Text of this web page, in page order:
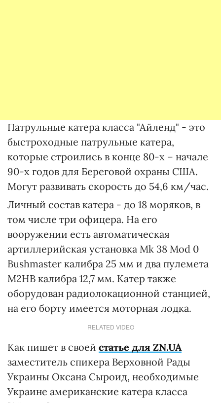
Патрульные катера класса "Айленд" - это
быстроходные патрульные катера,
которые строились в конце 80-х – начале
90-х годов для Береговой охраны США.
Могут развивать скорость до 54,6 км/час.
Личный состав катера - до 18 моряков, в
том числе три офицера. На его
вооружении есть автоматическая
артиллерийская установка Mk 38 Mod 0
Bushmaster калибра 25 мм и два пулемета
М2НВ калибра 12,7 мм. Катер также
оборудован радиолокационной станцией,
на его борту имеется моторная лодка.
RELATED VIDEO
Как пишет в своей статье для ZN.UA
заместитель спикера Верховной Рады
Украины Оксана Сыроид, необходимые
Украине американские катера класса